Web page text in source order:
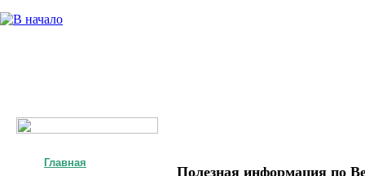
Главная
Полезная информация по